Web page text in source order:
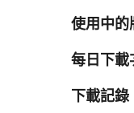
使用中的
每日下載
下載記錄